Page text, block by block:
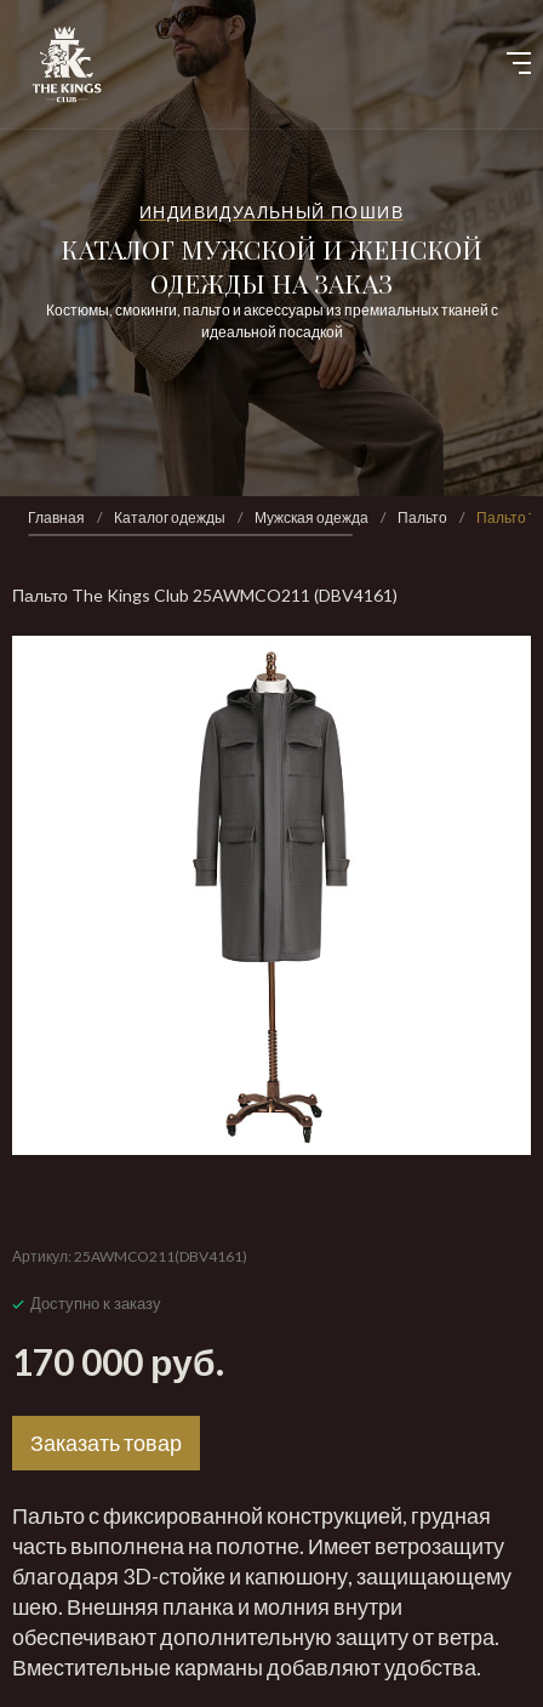
ИНДИВИДУАЛЬНЫЙ ПОШИВ
КАТАЛОГ МУЖСКОЙ И ЖЕНСКОЙ
ОДЕЖДЫ НА ЗАКАЗ
Костюмы, смокинги, пальто и аксессуары из премиальных тканей с
идеальной посадкой
Главная / Каталог одежды / Мужская одежда / Пальто / Пальто
Пальто The Kings Club 25AWMCO211 (DBV4161)
Артикул: 25AWMCO211(DBV4161)
Доступно к заказу
170 000 руб.
Заказать товар
Пальто с фиксированной конструкцией, грудная
часть выполнена на полотне. Имеет ветрозащиту
благодаря 3D-стойке и капюшону, защищающему
шею. Внешняя планка и молния внутри
обеспечивают дополнительную защиту от ветра.
Вместительные карманы добавляют удобства.